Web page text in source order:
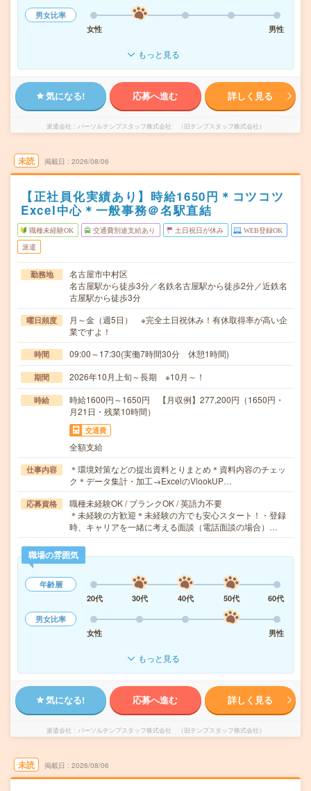
男女比率
女性
男性
もっと見る
気になる! 応募へ進む 詳しく見る
派遣会社 パーソルテンプスタッフ株式会社 （旧テンプスタッフ株式会社）
未読 掲載日 2026/08/06
【正社員化実績あり】時給1650円＊コツコツ
Excel中心＊一般事務＠名駅直結
職種未経験OK 交通費別途支給あり 土日祝日が休み WEB登録OK
派遣
勤務地
名古屋市中村区
名古屋駅から徒歩3分／名鉄名古屋駅から徒歩2分／近鉄名
古屋駅から徒歩3分
曜日頻度
月～金（週5日） ※完全土日祝休み！有休取得率が高い企
業ですよ！
時間 09:00～17:30(実働7時間30分 休憩1時間)
期間 2026年10月上旬～長期 ※10月～！
時給
時給1600円～1650円 【月収例】277,200円（1650円・
月21日・残業10時間）
交通費
全額支給
仕事内容
＊環境対策などの提出資料とりまとめ＊資料内容のチェッ
ク＊データ集計・加工→ExcelのVlookUP…
応募資格
職種未経験OK / ブランクOK / 英語力不要
＊未経験の方歓迎＊未経験の方でも安心スタート！・登録
時、キャリアを一緒に考える面談（電話面談の場合）…
職場の雰囲気
年齢層
20代
30代 40代 50代
60代
男女比率
女性
男性
もっと見る
気になる! 応募へ進む 詳しく見る
派遣会社 パーソルテンプスタッフ株式会社 （旧テンプスタッフ株式会社）
未読 掲載日 2026/08/06